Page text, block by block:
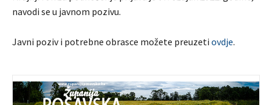
navodi se u javnom pozivu.
Javni poziv i potrebne obrasce možete preuzeti ovdje.